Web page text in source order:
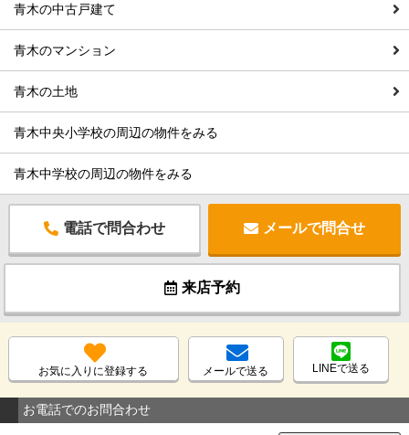
青木の中古戸建て
青木のマンション
青木の土地
青木中央小学校の周辺の物件をみる
青木中学校の周辺の物件をみる
電話で問合わせ メールで問合せ
来店予約
お気に入りに登録する メールで送る LINEで送る
お電話でのお問合わせ